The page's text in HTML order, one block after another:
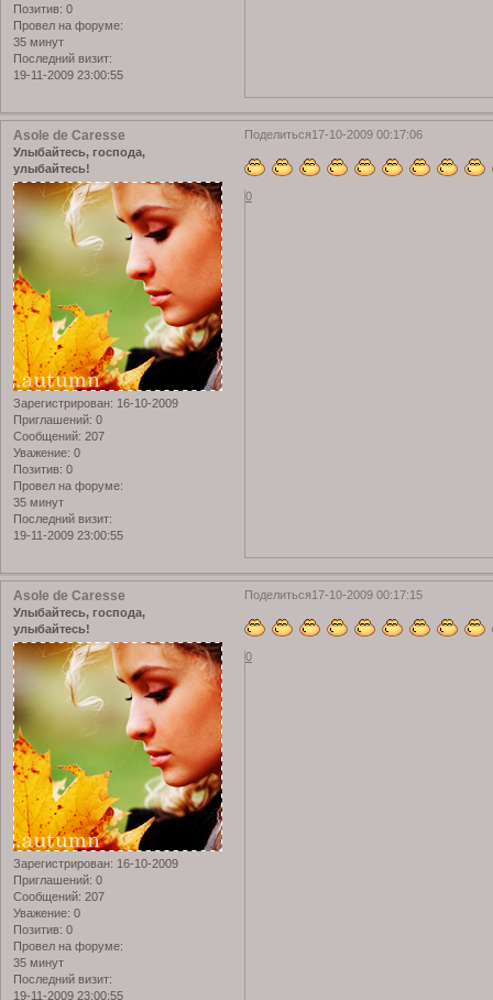
Позитив: 0
Провел на форуме:
35 минут
Последний визит:
19-11-2009 23:00:55
Поделиться17-10-2009 00:17:06
Asole de Caresse
Улыбайтесь, господа,
улыбайтесь!
Зарегистрирован: 16-10-2009
Приглашений: 0
Сообщений: 207
Уважение: 0
Позитив: 0
Провел на форуме:
35 минут
Последний визит:
19-11-2009 23:00:55
0
Поделиться17-10-2009 00:17:15
Asole de Caresse
Улыбайтесь, господа,
улыбайтесь!
Зарегистрирован: 16-10-2009
Приглашений: 0
Сообщений: 207
Уважение: 0
Позитив: 0
Провел на форуме:
35 минут
Последний визит:
19-11-2009 23:00:55
0